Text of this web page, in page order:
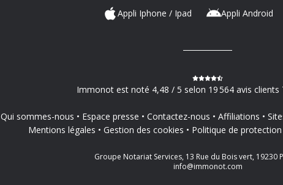
Appli Iphone / Ipad Appli Android
Immonot est noté 4,48 / 5 selon 19 564 avis clients
Qui sommes-nous Espace presse Contactez-nous Affiliations
Mentions légales
Gestion des cookies Politique de
Groupe Notariat Services, 13 Rue du Bois vert, 19230
info@immonot.com